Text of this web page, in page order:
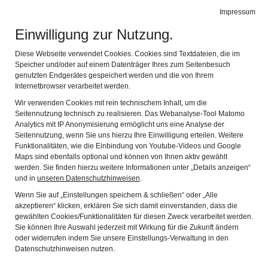
Impressum
Einwilligung zur Nutzung.
Diese Webseite verwendet Cookies. Cookies sind Textdateien, die im
Speicher und/oder auf einem Datenträger Ihres zum Seitenbesuch
genutzten Endgerätes gespeichert werden und die von Ihrem
Internetbrowser verarbeitet werden.
Wir verwenden Cookies mit rein technischem Inhalt, um die
Seitennutzung technisch zu realisieren. Das Webanalyse-Tool Matomo
Analytics mit IP Anonymisierung ermöglicht uns eine Analyse der
Seitennutzung, wenn Sie uns hierzu Ihre Einwilligung erteilen. Weitere
Funktionalitäten, wie die Einbindung von Youtube-Videos und Google
Maps sind ebenfalls optional und können von Ihnen aktiv gewählt
werden. Sie finden hierzu weitere Informationen unter „Details anzeigen“
und in unseren Datenschutzhinweisen.
Wenn Sie auf „Einstellungen speichern & schließen“ oder „Alle
akzeptieren“ klicken, erklären Sie sich damit einverstanden, dass die
gewählten Cookies/Funktionalitäten für diesen Zweck verarbeitet werden.
Sie können Ihre Auswahl jederzeit mit Wirkung für die Zukunft ändern
oder widerrufen indem Sie unsere Einstellungs-Verwaltung in den
Datenschutzhinweisen nutzen.
de en
ARCHÄOLOGISCHER PARK CAMBODUNUM